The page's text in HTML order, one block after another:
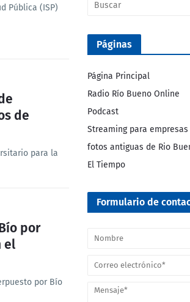
Pública (ISP)
de
para la
por
el
por Bío
Páginas
Página Principal
Radio Río Bueno Online
Podcast
Streaming para
fotos antiguas de Rio
El Tiempo
Formulario de